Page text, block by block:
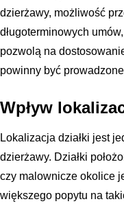
dzierżawy, możliwość
długoterminowych
pozwolą na
powinny być
Wpływ
Lokalizacja działki jest
dzierżawy. Działki
czy malownicze okolice
większego popytu na